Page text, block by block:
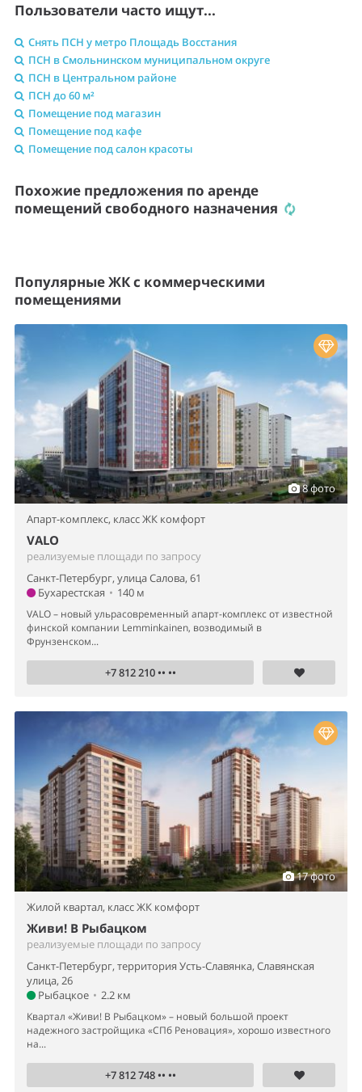
Пользователи часто ищут...
Снять ПСН у метро Площадь Восстания
ПСН в Смольнинском муниципальном округе
ПСН в Центральном районе
ПСН до 60 м²
Помещение под магазин
Помещение под кафе
Помещение под салон красоты
Похожие предложения по аренде
помещений свободного назначения
Популярные ЖК с коммерческими
помещениями
8 фото
Апарт-комплекс, класс ЖК комфорт
VALO
реализуемые площади по запросу
Санкт-Петербург, улица Салова, 61
Бухарестская • 140 м
VALO – новый ульрасовременный апарт-комплекс от известной
финской компании Lemminkainen, возводимый в
Фрунзенском...
+7 812 210 •• ••
17 фото
Жилой квартал, класс ЖК комфорт
Живи! В Рыбацком
реализуемые площади по запросу
Санкт-Петербург, территория Усть-Славянка, Славянская
улица, 26
Рыбацкое • 2.2 км
Квартал «Живи! В Рыбацком» – новый большой проект
надежного застройщика «СПб Реновация», хорошо известного
на...
+7 812 748 •• ••